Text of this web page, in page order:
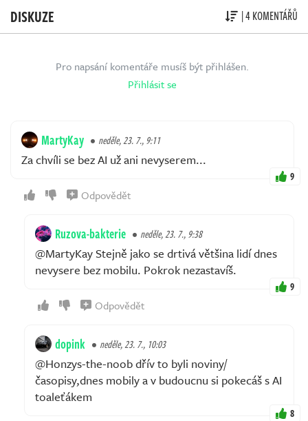
DISKUZE | 4 KOMENTÁŘŮ
Pro napsání komentáře musíš být přihlášen.
Přihlásit se
MartyKay neděle, 23. 7., 9:11
Za chvíli se bez AI už ani nevyserem...
9
Odpovědět
Ruzova-bakterie neděle, 23. 7., 9:38
@MartyKay Stejně jako se drtivá většina lidí dnes
nevysere bez mobilu. Pokrok nezastavíš.
9
Odpovědět
dopink neděle, 23. 7., 10:03
@Honzys-the-noob dřív to byli noviny/
časopisy,dnes mobily a v budoucnu si pokecáš s AI
toaleťákem
8